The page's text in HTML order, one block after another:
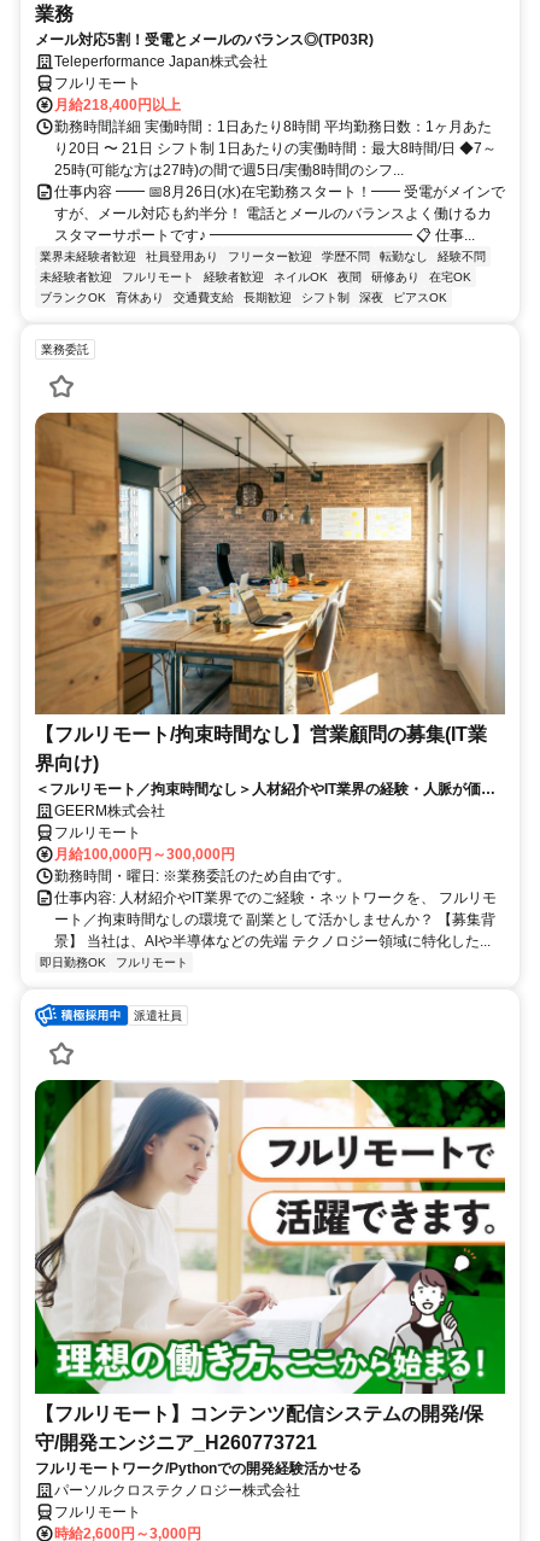
業務
メール対応5割！受電とメールのバランス◎(TP03R)
Teleperformance Japan株式会社
フルリモート
月給218,400円以上
勤務時間詳細 実働時間：1日あたり8時間 平均勤務日数：1ヶ月あた
り20日 〜 21日 シフト制 1日あたりの実働時間：最大8時間/日 ◆7～
25時(可能な方は27時)の間で週5日/実働8時間のシフ...
仕事内容 ━━ 📅8月26日(水)在宅勤務スタート！━━ 受電がメインで
すが、メール対応も約半分！ 電話とメールのバランスよく働けるカ
スタマーサポートです♪ ━━━━━━━━━━━━━━ 📋 仕事...
業界未経験者歓迎 社員登用あり フリーター歓迎 学歴不問 転勤なし
経験不問
未経験者歓迎
フルリモート 経験者歓迎 ネイルOK 夜間 研修あり
在宅OK
ブランクOK
育休あり 交通費支給 長期歓迎 シフト制 深夜 ピアスOK
業務委託
【フルリモート/拘束時間なし】営業顧問の募集(IT業
界向け)
＜フルリモート／拘束時間なし＞人材紹介やIT業界の経験・人脈が価値
になる仕事！自由な時間と場所で勤務可能！
GEERM株式会社
フルリモート
月給100,000円～300,000円
勤務時間・曜日: ※業務委託のため自由です。
仕事内容: 人材紹介やIT業界でのご経験・ネットワークを、 フルリモ
ート／拘束時間なしの環境で 副業として活かしませんか？ 【募集背
景】 当社は、AIや半導体などの先端 テクノロジー領域に特化した...
即日勤務OK フルリモート
派遣社員
【フルリモート】コンテンツ配信システムの開発/保
守/開発エンジニア_H260773721
フルリモートワーク/Pythonでの開発経験活かせる
パーソルクロステクノロジー株式会社
フルリモート
時給2,600円～3,000円